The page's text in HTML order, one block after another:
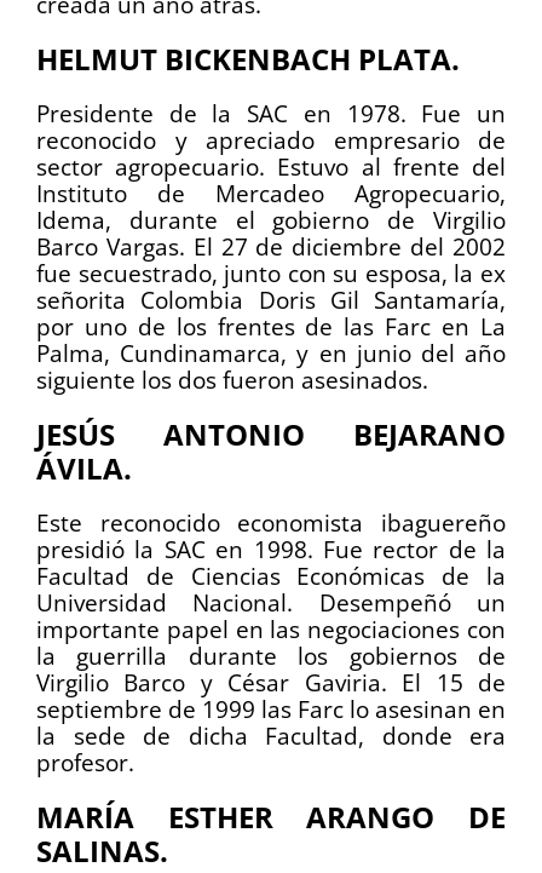
HELMUT BICKENBACH PLATA.
Presidente de la SAC en 1978. Fue un
reconocido y apreciado empresario de
sector agropecuario. Estuvo al frente del
Instituto de Mercadeo Agropecuario,
Idema, durante el gobierno de Virgilio
Barco Vargas. El 27 de diciembre del 2002
fue secuestrado, junto con su esposa, la ex
señorita Colombia Doris Gil Santamaría,
por uno de los frentes de las Farc en La
Palma, Cundinamarca, y en junio del año
siguiente los dos fueron asesinados.
JESÚS ANTONIO BEJARANO
ÁVILA.
Este reconocido economista ibaguereño
presidió la SAC en 1998. Fue rector de la
Facultad de Ciencias Económicas de la
Universidad Nacional. Desempeñó un
importante papel en las negociaciones con
la guerrilla durante los gobiernos de
Virgilio Barco y César Gaviria. El 15 de
septiembre de 1999 las Farc lo asesinan en
la sede de dicha Facultad, donde era
profesor.
MARÍA ESTHER ARANGO DE
SALINAS.